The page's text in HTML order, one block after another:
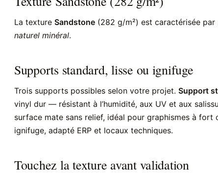
La texture Sandstone (282 g/m²) est caractérisée par
naturel minéral.
Supports standard, lisse ou ignifuge
Trois supports possibles selon votre projet. Support
vinyl dur — résistant à l’humidité, aux UV et aux
surface mate sans relief, idéal pour graphismes à fort
ignifuge, adapté ERP et locaux techniques.
Touchez la texture avant validation